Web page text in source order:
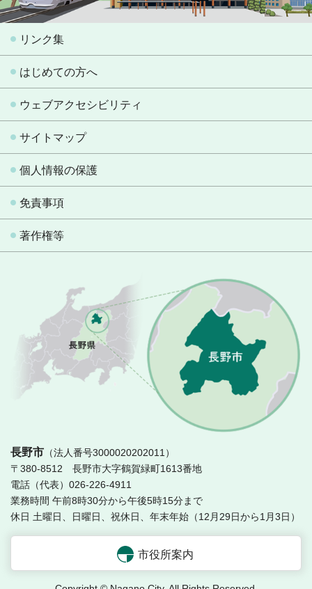
リンク集
はじめての方へ
ウェブアクセシビリティ
サイトマップ
個人情報の保護
免責事項
著作権等
長野市 （法人番号3000020202011）
〒380-8512 長野市大字鶴賀緑町1613番地
電話（代表）026-226-4911
業務時間 午前8時30分から午後5時15分まで
休日 土曜日、日曜日、祝休日、年末年始（12月29日から1月3日）
市役所案内